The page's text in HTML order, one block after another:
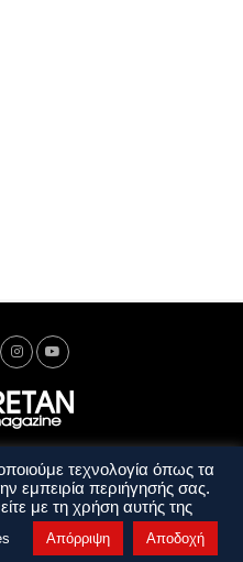
Όροι Χρήσης
τεχνολογία όπως τα
εμπειρία περιήγησής σας.
με τη χρήση αυτής της
Απόρριψη Αποδοχή